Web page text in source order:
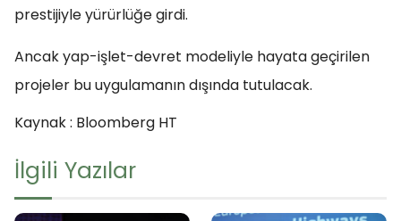
prestijiyle yürürlüğe girdi.
Ancak yap-işlet-devret modeliyle hayata geçirilen
projeler bu uygulamanın dışında tutulacak.
Kaynak : Bloomberg HT
İlgili Yazılar